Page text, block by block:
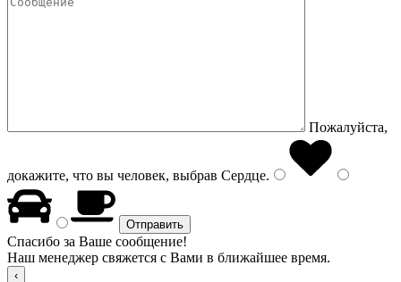
Пожалуйста,
докажите, что вы человек, выбрав Сердце.
Спасибо за Ваше сообщение!
Наш менеджер свяжется с Вами в ближайшее время.